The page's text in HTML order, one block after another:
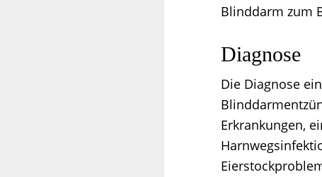
Blinddarm zum
Diagnose
Die Diagnose
Erkrankungen,